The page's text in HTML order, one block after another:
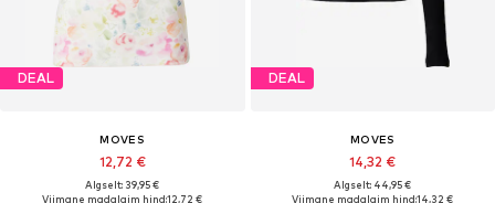
DEAL
MOVES
12,72 €
Algselt: 39,95 €
Viimane madalaim hind:12,72 €
DEAL
MOVES
14,32 €
Algselt: 44,95 €
Viimane madalaim hind:14,32 €